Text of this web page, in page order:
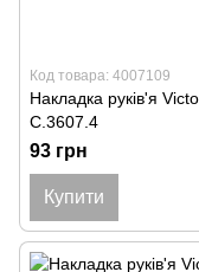
Код товара: 4007109
Накладка руків'я
C.3607.4
93 грн
Купити